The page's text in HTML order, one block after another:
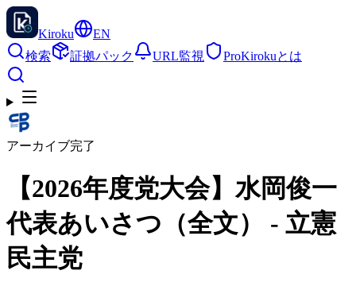
Kiroku
EN
検索
証拠パック URL監視 ProKirokuとは
アーカイブ完了
【2026年度党大会】水岡俊一
代表あいさつ（全文） - 立憲
民主党